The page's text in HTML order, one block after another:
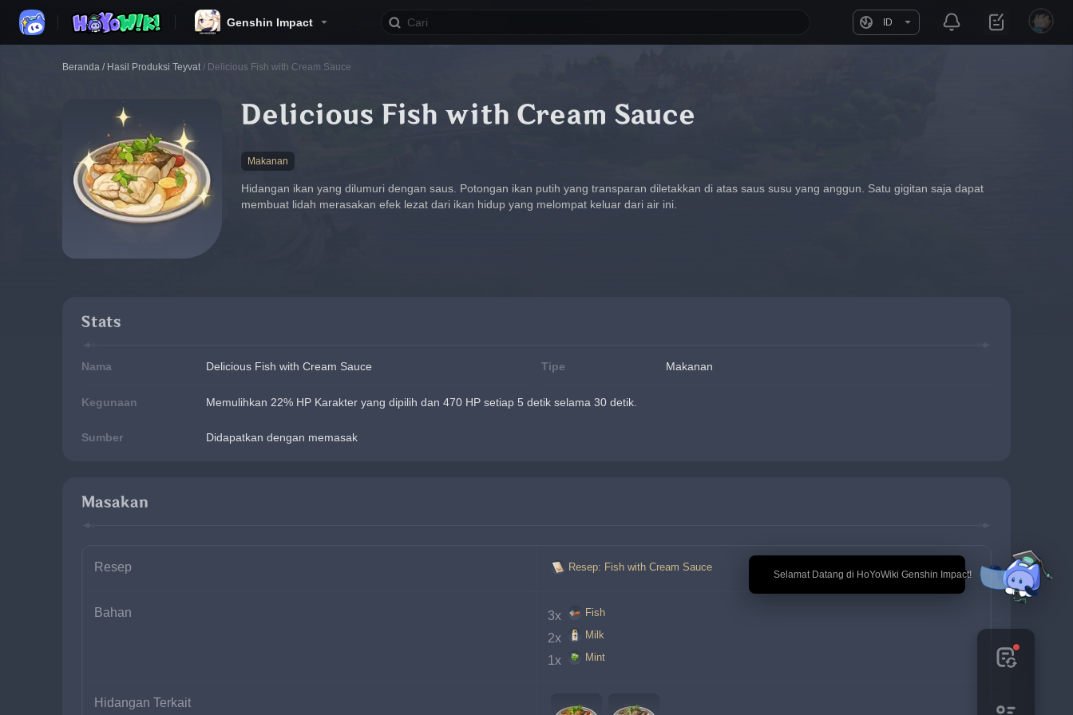
Genshin Impact ID
🎉 Selamat Datang di HoYoWiki Genshin Impact!
Beranda / Hasil Produksi Teyvat / Delicious Fish with Cream Sauce
Delicious Fish with Cream Sauce
Makanan
Hidangan ikan yang dilumuri dengan saus. Potongan ikan putih yang transparan diletakkan di atas saus susu yang anggun. Satu gigitan saja dapat
membuat lidah merasakan efek lezat dari ikan hidup yang melompat keluar dari air ini.
Stats
Nama Delicious Fish with Cream Sauce Tipe Makanan
Kegunaan Memulihkan 22% HP Karakter yang dipilih dan 470 HP setiap 5 detik selama 30 detik.
Sumber Didapatkan dengan memasak
Masakan
Resep Resep: Fish with Cream Sauce
Bahan 3x Fish
2x Milk
1x Mint
Hidangan Terkait